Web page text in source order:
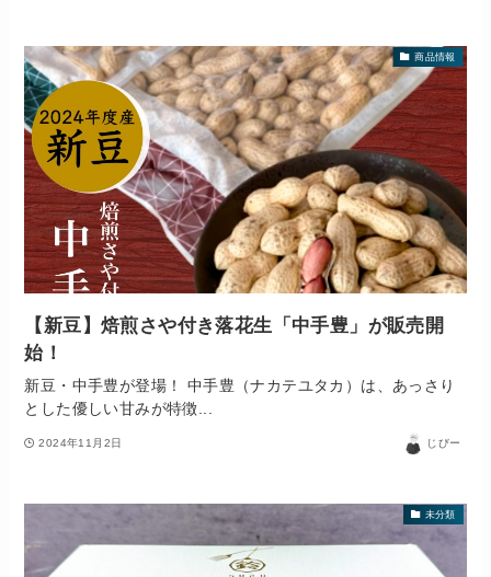
商品情報
【新豆】焙煎さや付き落花生「中手豊」が販売開
始！
新豆・中手豊が登場！ 中手豊（ナカテユタカ）は、あっさり
とした優しい甘みが特徴...
2024年11月2日 じびー
未分類